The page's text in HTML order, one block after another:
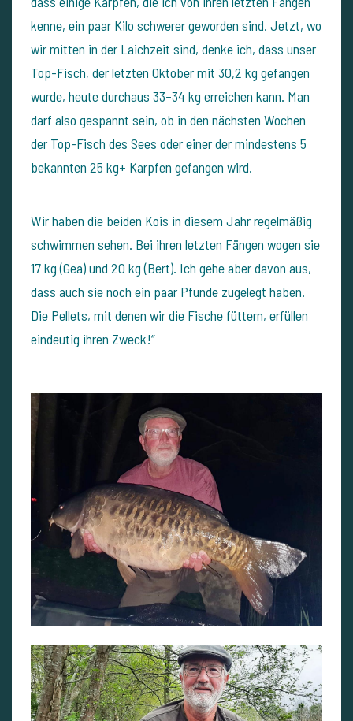
kenne, ein paar Kilo schwerer geworden sind. Jetzt, wo
wir mitten in der Laichzeit sind, denke ich, dass unser
Top-Fisch, der letzten Oktober mit 30,2 kg gefangen
wurde, heute durchaus 33–34 kg erreichen kann. Man
darf also gespannt sein, ob in den nächsten Wochen
der Top-Fisch des Sees oder einer der mindestens 5
bekannten 25 kg+ Karpfen gefangen wird.
Wir haben die beiden Kois in diesem Jahr regelmäßig
schwimmen sehen. Bei ihren letzten Fängen wogen sie
17 kg (Gea) und 20 kg (Bert). Ich gehe aber davon aus,
dass auch sie noch ein paar Pfunde zugelegt haben.
Die Pellets, mit denen wir die Fische füttern, erfüllen
eindeutig ihren Zweck!“